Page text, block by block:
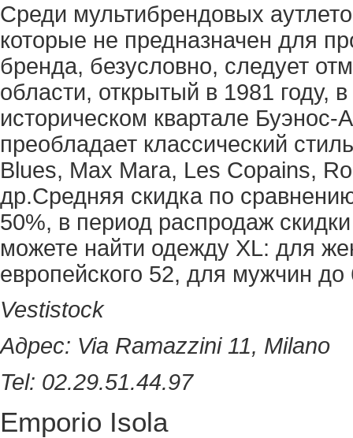
Среди мультибрендовых
которые не предназначен для
бренда, безусловно, следует
области, открытый в 1981 году,
историческом квартале
преобладает классический
Blues, Max Mara, Les Copains,
др.Средняя скидка по
50%, в период распродаж
можете найти одежду XL: для
европейского 52, для мужчин
Vestistock
Адрес: Via Ramazzini 11, Milano
Tel: 02.29.51.44.97
Emporio Isola